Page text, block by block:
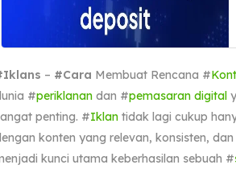
– #Cara Membuat Rencana #
#periklanan dan #pemasaran digital
penting. #Iklan tidak lagi cukup
konten yang relevan, konsisten,
kunci utama keberhasilan sebuah #